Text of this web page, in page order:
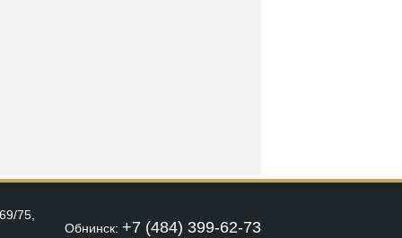
75,
Обнинск: +7 (484) 399-62-73